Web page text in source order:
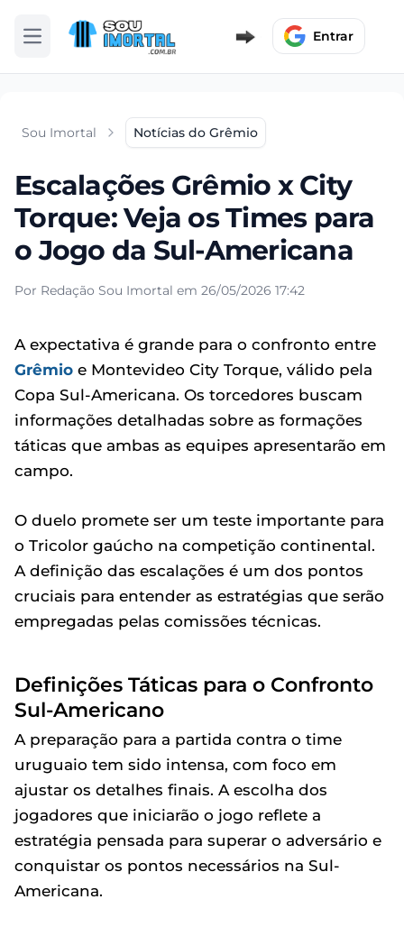
Abrir menu Entrar
Sou Imortal Notícias do Grêmio
Escalações Grêmio x City
Torque: Veja os Times para
o Jogo da Sul-Americana
Por Redação Sou Imortal em 26/05/2026 17:42
A expectativa é grande para o confronto entre
Grêmio e Montevideo City Torque, válido pela
Copa Sul-Americana. Os torcedores buscam
informações detalhadas sobre as formações
táticas que ambas as equipes apresentarão em
campo.
O duelo promete ser um teste importante para
o Tricolor gaúcho na competição continental.
A definição das escalações é um dos pontos
cruciais para entender as estratégias que serão
empregadas pelas comissões técnicas.
Definições Táticas para o Confronto
Sul-Americano
A preparação para a partida contra o time
uruguaio tem sido intensa, com foco em
ajustar os detalhes finais. A escolha dos
jogadores que iniciarão o jogo reflete a
estratégia pensada para superar o adversário e
conquistar os pontos necessários na Sul-
Americana.